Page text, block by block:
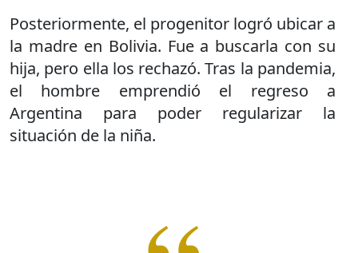
Posteriormente, el progenitor logró ubicar a
la madre en Bolivia. Fue a buscarla con su
hija, pero ella los rechazó. Tras la pandemia,
el hombre emprendió el regreso a
Argentina para poder regularizar la
situación de la niña.